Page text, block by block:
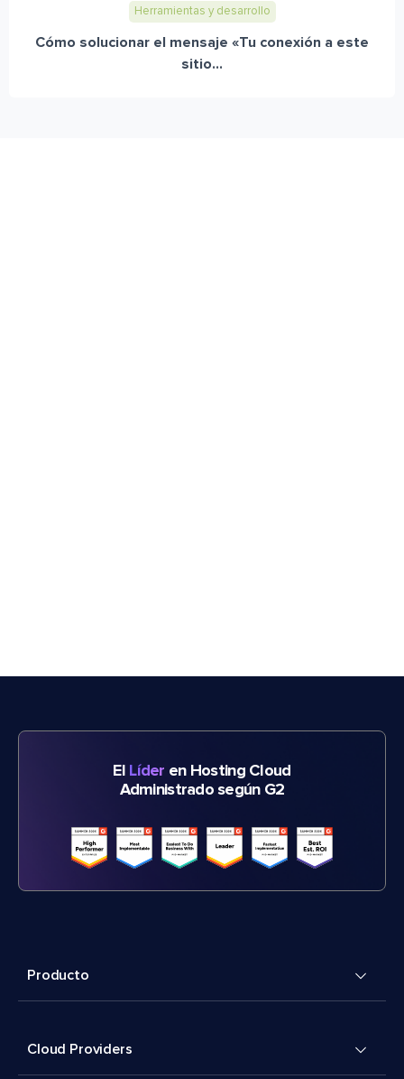
Herramientas y desarrollo
Cómo solucionar el mensaje «Tu conexión a este
sitio...
El Líder en Hosting Cloud
Administrado según G2
Producto
Cloud Providers